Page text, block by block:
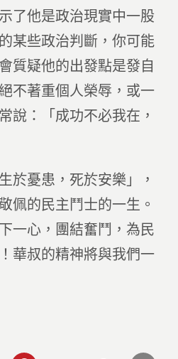
了他是政治現實中一股
某些政治判斷，你可能
質疑他的出發點是發自
不著重個人榮辱，或一
說：「成功不必我在，
於憂患，死於安樂」，
佩的民主鬥士的一生。
一心，團結奮鬥，為民
華叔的精神將與我們一